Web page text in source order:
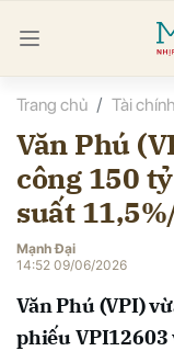
Trang chủ Tài chính
Văn Phú
công 150
suất
Mạnh Đại
14:52 09/06/2026
Văn Phú (VPI)
phiếu VPI12603
luận